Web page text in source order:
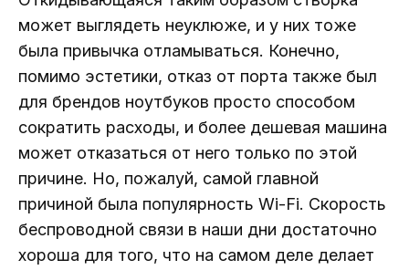
может выглядеть неуклюже, и у них тоже
была привычка отламываться. Конечно,
помимо эстетики, отказ от порта также был
для брендов ноутбуков просто способом
сократить расходы, и более дешевая машина
может отказаться от него только по этой
причине. Но, пожалуй, самой главной
причиной была популярность Wi-Fi. Скорость
беспроводной связи в наши дни достаточно
хороша для того, что на самом деле делает